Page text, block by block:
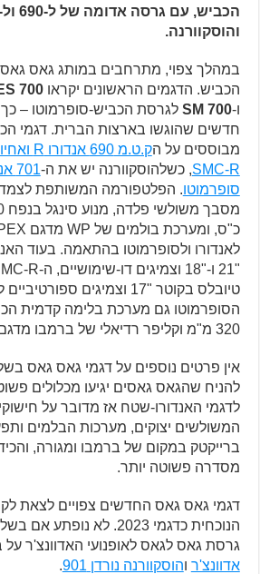
והוסקוורנה.
במהלך צפוי, מתרחבים במותג גאס גאס
הכביש. הדגמים הראשונים יקראו700
ו-SM 700 לגרסת הכביש-סופרמוטו –
חדשים שהוגשו בארצות הברית. דגמי
מבוססים על ה
SMC-R, כשלהוסקוורנה יש את ה-
סופרמוטו. הפלטפורמה המשותפת
לאנדורו ולסופרמוטו בהתאמה. בעוד
טיובלס בקוטר "17 וצמיגים
הסופרמוטו גם מערכת בלימה קדמית
320 מ"מ וקליפר רדיאלי של ברמבו מדגם M4.32 מונובלוק.
אין פרטים נוספים על דגמי גאס גאס
להניח שהגאס גאסים יגיעו מכלולים
לדגמי האנדורו-שטח אז מדובר על
המשולשים יצוקים, מערכות הבלמים
ברייקטק במקום של ברמבו ומגורה,
מסדרה פשוטה יותר.
דגמי גאס גאס החדשים צפויים לצאת
הנוכחית כדגמי 2023. לא
גרסת גאס לגאס לאופנועי האדוונצ'ר
אדוונצ'ר והוסקוורנה נורדן 901 .